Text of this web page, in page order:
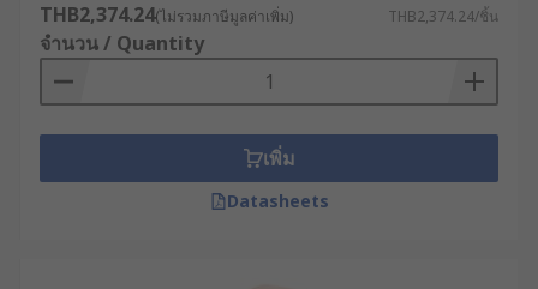
สำหรับรุ่นที่เป็นตัวนำไฟฟ้าจะมีหน้าที่หลักในการสร้าง
เกราะป้องกันคลื่นแม่เหล็กไฟฟ้า (EMI) และคลื่น
ความถี่วิทยุ (RFI) นอกจากนี้ยังสามารถนำมาใช้ยึดติด
จุดเด่นที่สำคัญที่สุดของเทปประเภทนี้คือ ชั้นกาวที่
THB2,374.24(ไม่รวมภาษีมูลค่าเพิ่ม) THB2,374.24/ชิ้น
จำนวน / Quantity
เพิ่ม
Datasheets